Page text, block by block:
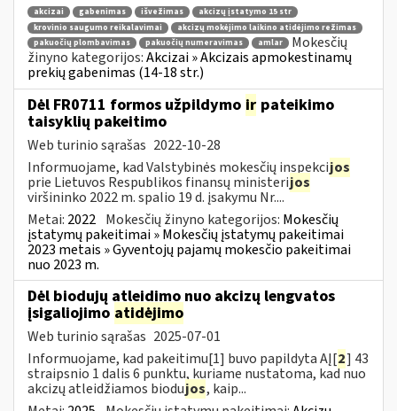
akcizai gabenimas išvežimas
akcizų įstatymo 15 str
krovinio saugumo reikalavimai
akcizų mokėjimo laikino atidėjimo režimas
pakuočių plombavimas
pakuočių numeravimas amlar
Mokesčių
žinyno kategorijos:Akcizai » Akcizais apmokestinamų
prekių gabenimas (14-18 str.)
Dėl FR0711 formos užpildymo ir pateikimo
taisyklių pakeitimo
Web turinio sąrašas 2022-10-28
Informuojame, kad Valstybinės mokesčių inspekcijos
prie Lietuvos Respublikos finansų ministerijos
viršininko 2022 m. spalio 19 d. įsakymu Nr....
Metai: 2022 Mokesčių žinyno kategorijos: Mokesčių
įstatymų pakeitimai » Mokesčių įstatymų pakeitimai
2023 metais » Gyventojų pajamų mokesčio pakeitimai
nuo 2023 m.
Dėl biodujų atleidimo nuo akcizų lengvatos
įsigaliojimo atidėjimo
Web turinio sąrašas 2025-07-01
Informuojame, kad pakeitimu[1] buvo papildyta AĮ[2] 43
straipsnio 1 dalis 6 punktu, kuriame nustatoma, kad nuo
akcizų atleidžiamos biodujos, kaip...